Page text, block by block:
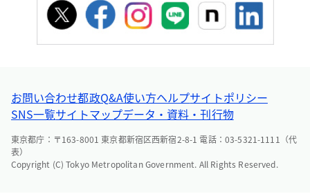
お問い合わせ都政Q&A使い方ヘルプサイトポリシー
SNS一覧サイトマップデータ・資料・刊行物
東京都庁：〒163-8001 東京都新宿区西新宿2-8-1 電話：03-5321-1111（代
表）
Copyright (C) Tokyo Metropolitan Government. All Rights Reserved.